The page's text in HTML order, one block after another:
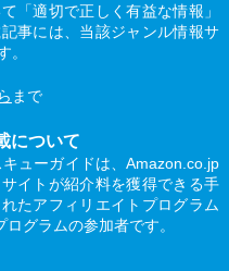
「適切で正しく有益な情報」
事には、当該ジャンル情報サ
。
まで
について
ューガイドは、Amazon.co.jp
イトが紹介料を獲得できる手
たアフィリエイトプログラム
グラムの参加者です。